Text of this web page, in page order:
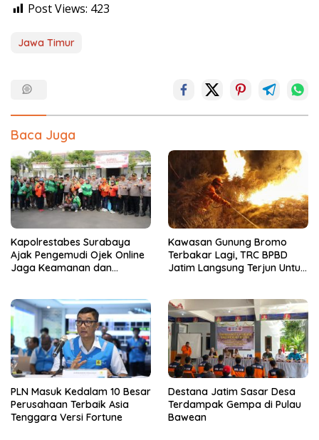
Post Views: 423
Jawa Timur
Baca Juga
Kapolrestabes Surabaya
Ajak Pengemudi Ojek Online
Jaga Keamanan dan
Kawasan Gunung Bromo
Terbakar Lagi, TRC BPBD
Jatim Langsung Terjun Untuk
PLN Masuk Kedalam 10 Besar
Perusahaan Terbaik Asia
Tenggara Versi Fortune
Destana Jatim Sasar Desa
Terdampak Gempa di Pulau
Bawean